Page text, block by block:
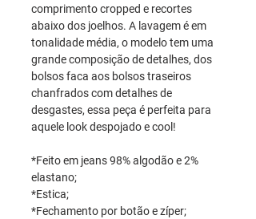
comprimento cropped e recortes
abaixo dos joelhos. A lavagem é em
tonalidade média, o modelo tem uma
grande composição de detalhes, dos
bolsos faca aos bolsos traseiros
chanfrados com detalhes de
desgastes, essa peça é perfeita para
aquele look despojado e cool!
*Feito em jeans 98% algodão e 2%
elastano;
*Estica;
*Fechamento por botão e zíper;